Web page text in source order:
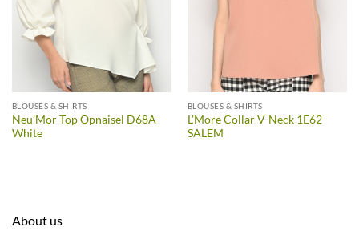
BLOUSES & SHIRTS
Neu’Mor Top Opnaisel D68A-
White
BLOUSES & SHIRTS
L’More Collar V-Neck 1E62-
SALEM
About us